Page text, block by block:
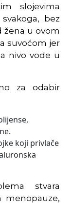
slojevima
bez
žena u ovom
suvoćom jer
nivo vode u
za odabir
koji privlače
stvara
menopauze,